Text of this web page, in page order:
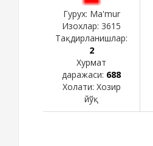
Гурух: Ma'mur
Изохлар: 3615
Тақдирланишлар:
2
Хурмат
даражаси: 688
Холати: Хозир
йўқ